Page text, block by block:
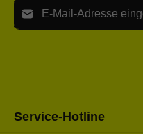
E-Mail-Adresse*
Service-Hotline